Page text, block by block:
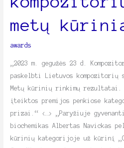
metų
awards
„2023 m. gegužės 23 d.
paskelbti Lietuvos kompozitorių
Metų kūrinių rinkimų rezultatai.
įteiktos premijos penkiose
prizai.“ <…> „Paryžiuje
biochemikas Albertas Navickas
kūrinių kategorijoje už kūrinį
kūriniai